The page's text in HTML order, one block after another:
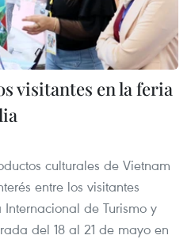
visitantes en la feria
culturales de Vietnam
entre los visitantes
de Turismo y
del 18 al 21 de mayo en